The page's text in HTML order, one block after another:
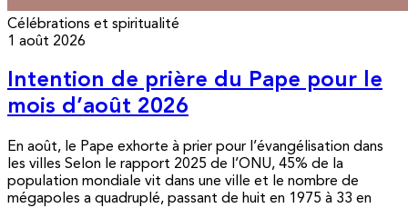
Célébrations et spiritualité
1 août 2026
Intention de prière du Pape pour le
mois d’août 2026
En août, le Pape exhorte à prier pour l’évangélisation dans
les villes Selon le rapport 2025 de l’ONU, 45% de la
population mondiale vit dans une ville et le nombre de
mégapoles a quadruplé, passant de huit en 1975 à 33 en